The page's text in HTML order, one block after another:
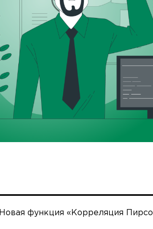
Новая функция «Корреляция